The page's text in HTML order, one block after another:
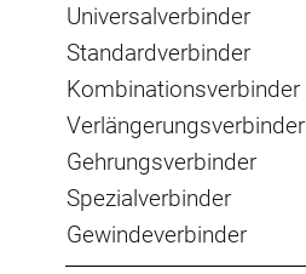
Universalverbinder
Standardverbinder
Kombinationsverbinder
Verlängerungsverbinder
Gehrungsverbinder
Spezialverbinder
Gewindeverbinder